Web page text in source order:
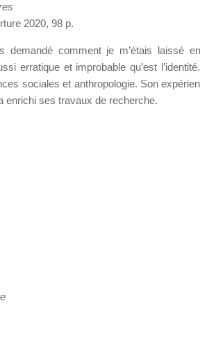
2020, 98 p.
comment je m’étais laissé
erratique et improbable qu’est
sociales et anthropologie. Son
enrichi ses travaux de recherche.